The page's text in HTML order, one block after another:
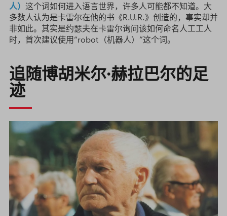
人） 这个词如何进入语言世界，许多人可能都不知道。大
多数人认为是卡雷尔在他的书《R.U.R.》创造的，事实却并
非如此。其实是约瑟夫在卡雷尔询问该如何命名人工工人
时，首次建议使用“robot（机器人）”这个词。
追随博胡米尔·赫拉巴尔的足
迹